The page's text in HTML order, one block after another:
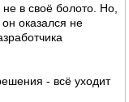
в своё болото. Но,
оказался не
- всё уходит